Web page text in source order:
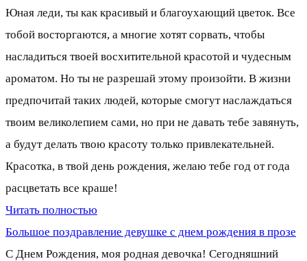
Юная леди, ты как красивый и благоухающий цветок. Все
тобой восторгаются, а многие хотят сорвать, чтобы
насладиться твоей восхитительной красотой и чудесным
ароматом. Но ты не разрешай этому произойти. В жизни
предпочитай таких людей, которые смогут наслаждаться
твоим великолепием сами, но при не давать тебе завянуть,
а будут делать твою красоту только привлекательней.
Красотка, в твой день рождения, желаю тебе год от года
расцветать все краше!
Читать полностью
Большое поздравление девушке с днем рождения в прозе
С Днем Рождения, моя родная девочка! Сегодняшний